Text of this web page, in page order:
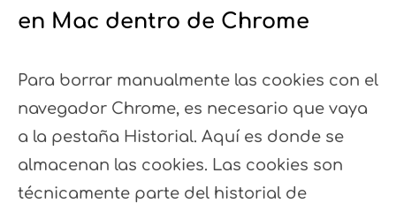
en Mac dentro de Chrome
Para borrar manualmente las cookies con el
navegador Chrome, es necesario que vaya
a la pestaña Historial. Aquí es donde se
almacenan las cookies. Las cookies son
técnicamente parte del historial de